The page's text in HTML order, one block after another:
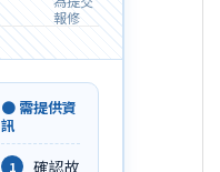
報修
● 需提供資
訊
1
確認故